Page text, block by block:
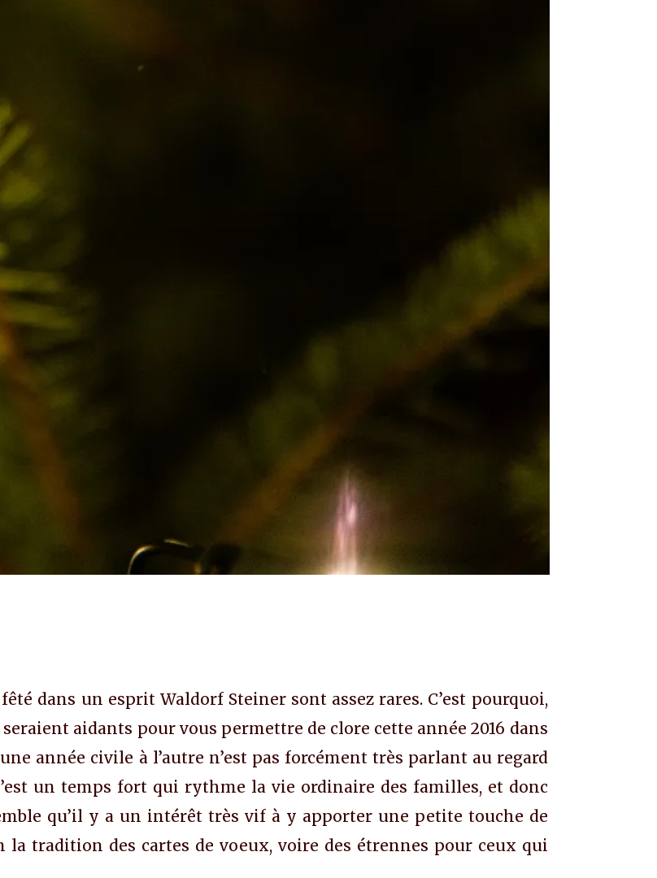
fêté dans un esprit Waldorf Steiner sont assez rares. C’est pourquoi,
aidants pour vous permettre de clore cette année 2016 dans
année civile à l’autre n’est pas forcément très parlant au regard
un temps fort qui rythme la vie ordinaire des familles, et donc
qu’il y a un intérêt très vif à y apporter une petite touche de
tradition des cartes de voeux, voire des étrennes pour ceux qui